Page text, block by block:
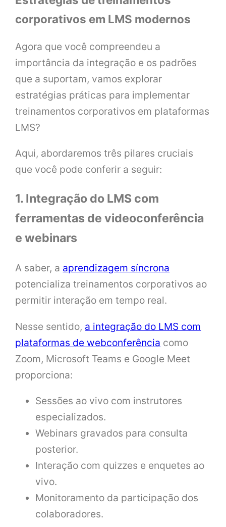
corporativos em LMS modernos
Agora que você compreendeu a
importância da integração e os padrões
que a suportam, vamos explorar
estratégias práticas para implementar
treinamentos corporativos em plataformas
LMS?
Aqui, abordaremos três pilares cruciais
que você pode conferir a seguir:
1. Integração do LMS com
ferramentas de videoconferência
e webinars
A saber, a aprendizagem síncrona
potencializa treinamentos corporativos ao
permitir interação em tempo real.
Nesse sentido, a integração do LMS com
plataformas de webconferência como
Zoom, Microsoft Teams e Google Meet
proporciona:
Sessões ao vivo com instrutores
especializados.
Webinars gravados para consulta
posterior.
Interação com quizzes e enquetes ao
vivo.
Monitoramento da participação dos
colaboradores.